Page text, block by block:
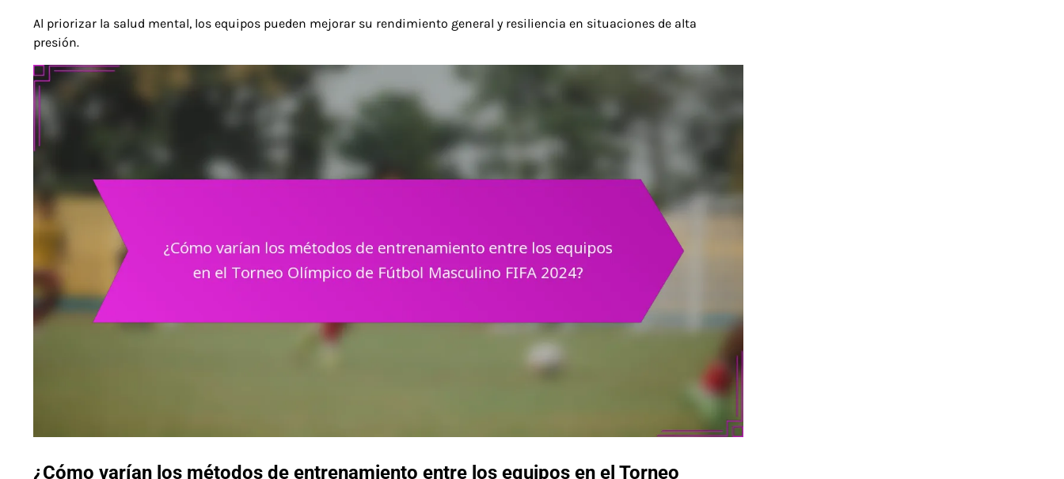
Al priorizar la salud mental, los equipos pueden mejorar su rendimiento general y resiliencia en situaciones de alta
presión.
¿Cómo varían los métodos de entrenamiento entre los equipos en el Torneo